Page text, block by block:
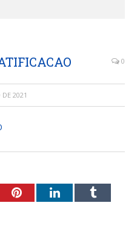
0
2021
PinterestLinkedInTumblr